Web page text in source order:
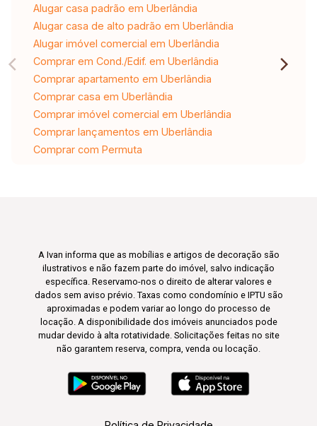
Alugar casa padrão em Uberlândia
Alugar casa de alto padrão em Uberlândia
Alugar imóvel comercial em Uberlândia
Comprar em Cond./Edif. em Uberlândia
Comprar apartamento em Uberlândia
Comprar casa em Uberlândia
Comprar imóvel comercial em Uberlândia
Comprar lançamentos em Uberlândia
Comprar com Permuta
A Ivan informa que as mobílias e artigos de decoração são
ilustrativos e não fazem parte do imóvel, salvo indicação
específica. Reservamo-nos o direito de alterar valores e
dados sem aviso prévio. Taxas como condomínio e IPTU são
aproximadas e podem variar ao longo do processo de
locação. A disponibilidade dos imóveis anunciados pode
mudar devido à alta rotatividade. Solicitações feitas no site
não garantem reserva, compra, venda ou locação.